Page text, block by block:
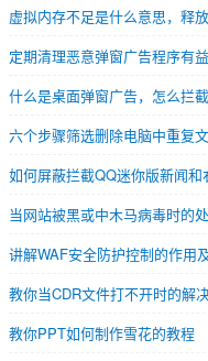
虚拟内存不足是什么意思，释
定期清理恶意弹窗广告程序有
什么是桌面弹窗广告，怎么拦
六个步骤筛选删除电脑中重复
如何屏蔽拦截QQ迷你版新闻
当网站被黑或中木马病毒时的
讲解WAF安全防护控制的作用
教你当CDR文件打不开时的解
教你PPT如何制作雪花的教程